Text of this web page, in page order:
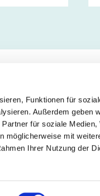
Funktionen für
Außerdem geben
für soziale Medien,
möglicherweise mit
Ihrer Nutzung der